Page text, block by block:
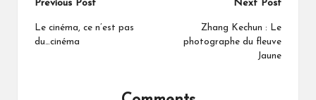
Post
navigation
Previous Post
Le cinéma, ce n’est pas
du…cinéma
Next Post
Zhang Kechun : Le
photographe du fleuve
Jaune